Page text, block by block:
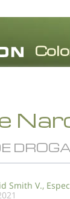
Smith V.,